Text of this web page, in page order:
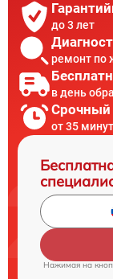
до 3 лет
ремонт по
в день
Срочный
от 35 минут
Нажимая на